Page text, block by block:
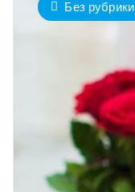
Без рубрики